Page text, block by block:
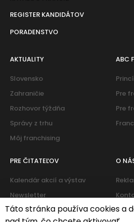
REGISTER KANDIDÁTOV
PORADENSTVO
AKTUALITY
Slovensko
Zahraničie
Rozhovor týždňa
Správy z trhu
Môj franchising
ABC
Pre
Pre
PRE ČITATEĽOV
Kalendár akcií a výstav
Newsletter
O
Táto stránka používa cookies a